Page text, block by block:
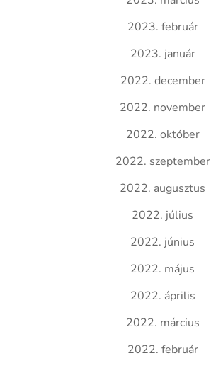
2023. február
2023. január
2022. december
2022. november
2022. október
2022. szeptember
2022. augusztus
2022. július
2022. június
2022. május
2022. április
2022. március
2022. február